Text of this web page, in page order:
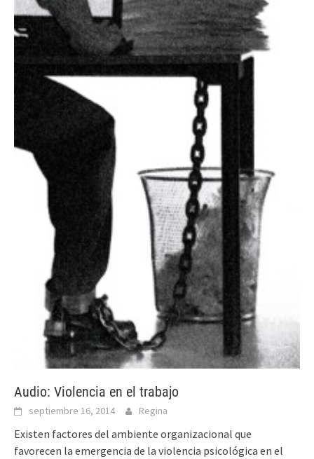
Audio: Violencia en el trabajo
septiembre 16, 2014 Regina
Existen factores del ambiente organizacional que
favorecen la emergencia de la violencia psicológica en el